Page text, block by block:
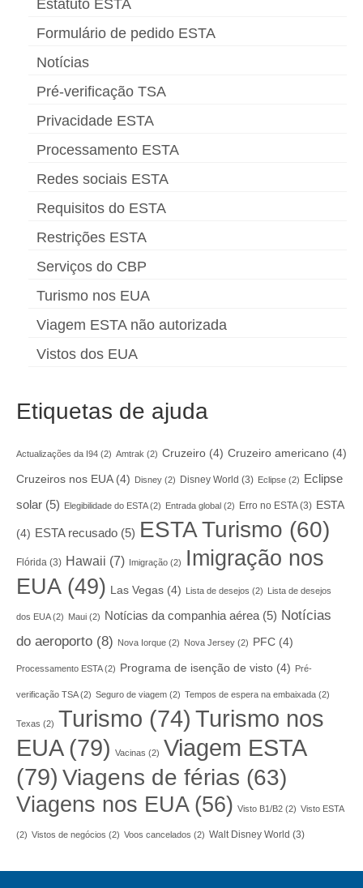
Estatuto ESTA
Formulário de pedido ESTA
Notícias
Pré-verificação TSA
Privacidade ESTA
Processamento ESTA
Redes sociais ESTA
Requisitos do ESTA
Restrições ESTA
Serviços do CBP
Turismo nos EUA
Viagem ESTA não autorizada
Vistos dos EUA
Etiquetas de ajuda
Actualizações da I94 (2) Amtrak (2) Cruzeiro (4) Cruzeiro americano (4)
Cruzeiros nos EUA(4) Disney (2) Disney World (3) Eclipse (2)
Eclipse
solar (5) Elegibilidade do ESTA(2) Entrada global (2) Erro no ESTA(3) ESTA
(4) ESTA recusado (5) ESTA Turismo (60)
Flórida (3) Hawaii (7) Imigração (2)
Imigração nos
EUA(49) Las Vegas (4) Lista de desejos (2) Lista de desejos
dos EUA(2) Maui (2) Notícias da companhia aérea(5) Notícias
do aeroporto (8) Nova Iorque (2) Nova Jersey (2) PFC (4)
Processamento ESTA(2) Programa de isenção de visto (4) Pré-
verificação TSA(2) Seguro de viagem (2) Tempos de espera na embaixada (2)
Texas (2) Turismo (74) Turismo nos
EUA(79) Vacinas (2) Viagem ESTA
(79) Viagens de férias (63)
Viagens nos EUA(56) Visto B1/B2 (2) Visto ESTA
(2) Vistos de negócios (2) Voos cancelados (2) Walt Disney World (3)